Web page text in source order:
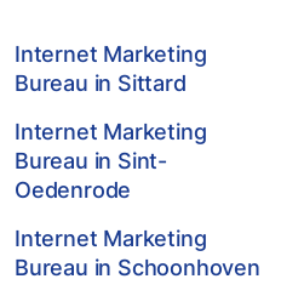
Internet Marketing
Bureau in Sittard
Internet Marketing
Bureau in Sint-
Oedenrode
Internet Marketing
Bureau in Schoonhoven